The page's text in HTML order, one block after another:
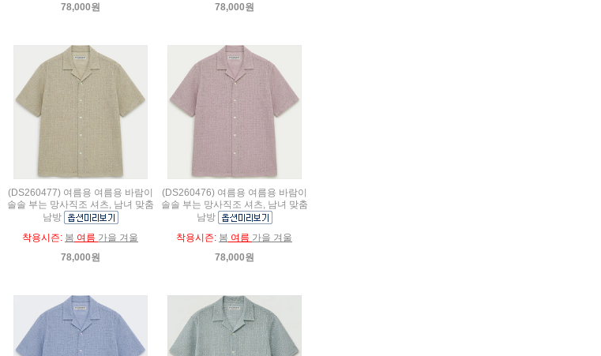
78,000원
78,000원
(DS260477) 여름용 여름용 바람이
솔솔 부는 망사직조 셔츠, 남녀 맞춤
남방
착용시즌: 봄 여름 가을 겨울
78,000원
(DS260476) 여름용 여름용 바람이
솔솔 부는 망사직조 셔츠, 남녀 맞춤
남방
착용시즌: 봄 여름 가을 겨울
78,000원